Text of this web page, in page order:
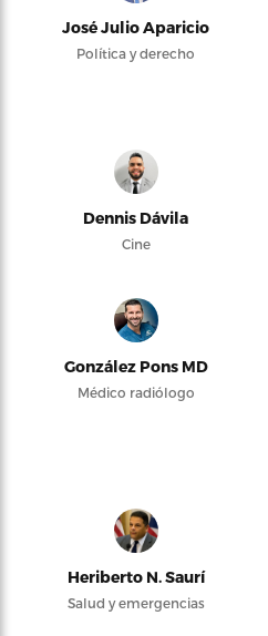
José Julio Aparicio
Política y derecho
Dennis Dávila
Cine
González Pons MD
Médico radiólogo
Heriberto N. Saurí
Salud y emergencias